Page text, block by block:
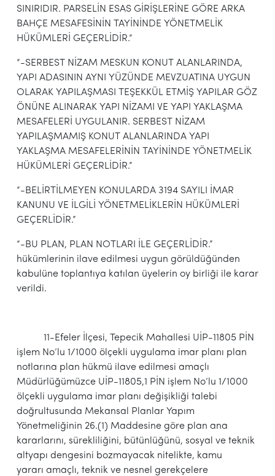
SINIRIDIR. PARSELİN ESAS GİRİŞLERİNE GÖRE ARKA
BAHÇE MESAFESİNİN TAYİNİNDE YÖNETMELİK
HÜKÜMLERİ GEÇERLİDİR.“
“-SERBEST NİZAM MESKUN KONUT ALANLARINDA,
YAPI ADASININ AYNI YÜZÜNDE MEVZUATINA UYGUN
OLARAK YAPILAŞMASI TEŞEKKÜL ETMİŞ YAPILAR GÖZ
ÖNÜNE ALINARAK YAPI NİZAMI VE YAPI YAKLAŞMA
MESAFELERİ UYGULANIR. SERBEST NİZAM
YAPILAŞMAMIŞ KONUT ALANLARINDA YAPI
YAKLAŞMA MESAFELERİNİN TAYİNİNDE YÖNETMELİK
HÜKÜMLERİ GEÇERLİDİR.”
“-BELİRTİLMEYEN KONULARDA 3194 SAYILI İMAR
KANUNU VE İLGİLİ YÖNETMELİKLERİN HÜKÜMLERİ
GEÇERLİDİR.”
“-BU PLAN, PLAN NOTLARI İLE GEÇERLİDİR.”
hükümlerinin ilave edilmesi uygun görüldüğünden
kabulüne toplantıya katılan üyelerin oy birliği ile karar
verildi.
11-Efeler İlçesi, Tepecik Mahallesi UİP-11805 PİN
işlem No’lu 1/1000 ölçekli uygulama imar planı plan
notlarına plan hükmü ilave edilmesi amaçlı
Müdürlüğümüzce UİP-11805,1 PİN işlem No’lu 1/1000
ölçekli uygulama imar planı değişikliği talebi
doğrultusunda Mekansal Planlar Yapım
Yönetmeliğinin 26.(1) Maddesine göre plan ana
kararlarını, sürekliliğini, bütünlüğünü, sosyal ve teknik
altyapı dengesini bozmayacak nitelikte, kamu
yararı amaçlı, teknik ve nesnel gerekçelere